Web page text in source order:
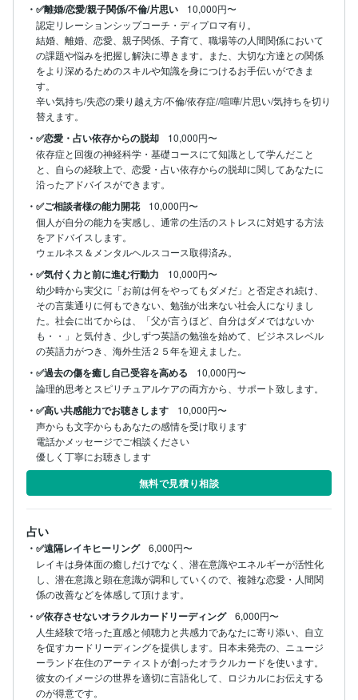
・✅離婚/恋愛/親子関係/不倫/片思い
10,000円〜
認定リレーションシップコーチ・ディプロマ有り。
結婚、離婚、恋愛、親子関係、子育て、職場等の人間関係において
の課題や悩みを把握し解決に導きます。また、大切な方達との関係
をより深めるためのスキルや知識を身につけるお手伝いができま
す。
辛い気持ち/失恋の乗り越え方/不倫/依存症//喧嘩/片思い/気持ちを切り
替えます。
・✅恋愛・占い依存からの脱却
10,000円〜
依存症と回復の神経科学・基礎コースにて知識として学んだこと
と、自らの経験上で、恋愛・占い依存からの脱却に関してあなたに
沿ったアドバイスができます。
・✅ご相談者様の能力開花
10,000円〜
個人が自分の能力を実感し、通常の生活のストレスに対処する方法
をアドバイスします。
ウェルネス＆メンタルヘルスコース取得済み。
・✅気付く力と前に進む行動力
10,000円〜
幼少時から実父に「お前は何をやってもダメだ」と否定され続け、
その言葉通りに何もできない、勉強が出来ない社会人になりまし
た。社会に出てからは、「父が言うほど、自分はダメではないか
も・・」と気付き、少しずつ英語の勉強を始めて、ビジネスレベル
の英語力がつき、海外生活２５年を迎えました。
・✅過去の傷を癒し自己受容を高める
10,000円〜
論理的思考とスピリチュアルケアの両方から、サポート致します。
・✅高い共感能力でお聴きします
10,000円〜
声からも文字からもあなたの感情を受け取ります‪
電話かメッセージでご相談ください
優しく丁寧にお聴きします
無料で見積り相談
占い
・✅遠隔レイキヒーリング
6,000円〜
レイキは身体面の癒しだけでなく、潜在意識やエネルギーが活性化
し、潜在意識と顕在意識が調和していくので、複雑な恋愛・人間関
係の改善などを体感して頂けます。
・✅依存させないオラクルカードリーディング
6,000円〜
人生経験で培った直感と傾聴力と共感力であなたに寄り添い、自立
を促すカードリーディングを提供します。日本未発売の、ニュージ
ーランド在住のアーティストが創ったオラクルカードを使います。
彼女のイメージの世界を適切に言語化して、ロジカルにお伝えする
のが得意です。